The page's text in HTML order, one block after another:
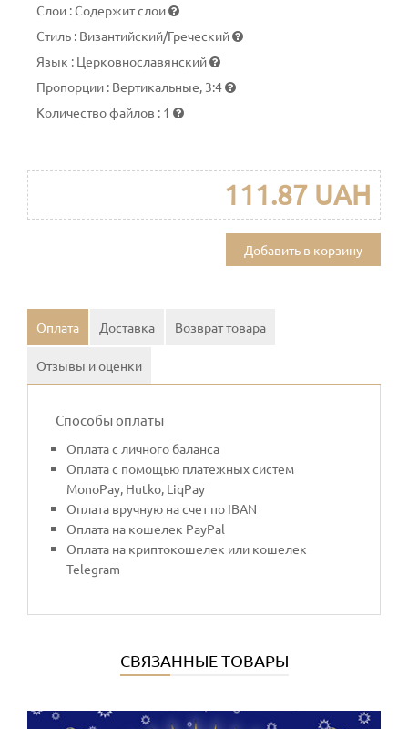
Слои :Содержит слои
Стиль : Византийский/Греческий
Язык : Церковнославянский
Пропорции : Вертикальные, 3:4
Количество файлов : 1
111.87 UAH
Добавить в корзину
Оплата Доставка Возврат товара
Отзывы и оценки
Способы оплаты
Оплата с личного баланса
Оплата с помощью платежных систем
MonoPay, Hutko, LiqPay
Оплата вручную на счет по IBAN
Оплата на кошелек PayPal
Оплата на криптокошелек или кошелек
Telegram
СВЯЗАННЫЕ ТОВАРЫ